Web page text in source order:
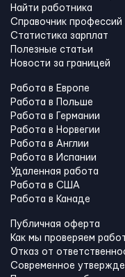
Найти работника
Справочник профессий
Статистика зарплат
Полезные статьи
Новости за границей
Работа в Европе
Работа в Польше
Работа в Германии
Работа в Норвегии
Работа в Англии
Работа в Испании
Удаленная работа
Работа в США
Работа в Канадe
Публичная оферта
Как мы проверяем
Отказ от
Современное